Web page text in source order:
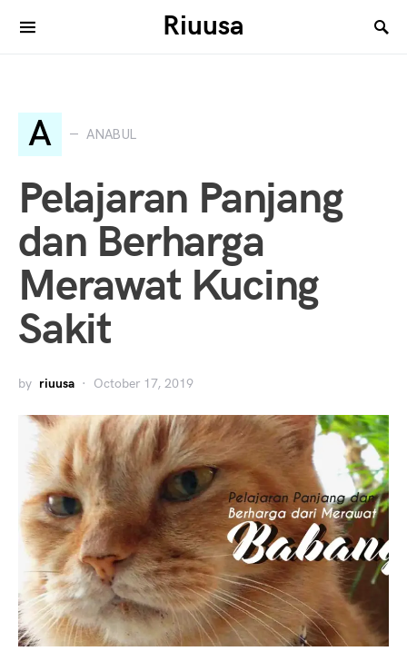
Riuusa
Search for:
A ANABUL
Pelajaran Panjang
dan Berharga
Merawat Kucing
Sakit
by riuusa October 17, 2019